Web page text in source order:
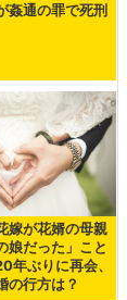
姦通の罪で死刑
嫁が花婿の母親
娘だった」こと
年ぶりに再会、
の行方は？